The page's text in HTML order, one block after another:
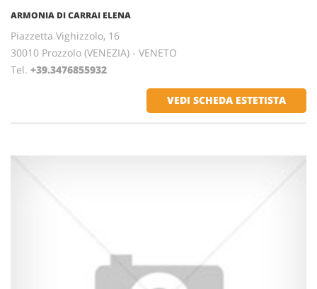
ARMONIA DI CARRAI ELENA
Piazzetta Vighizzolo, 16
30010 Prozzolo (VENEZIA) - VENETO
Tel. +39.3476855932
VEDI SCHEDA ESTETISTA